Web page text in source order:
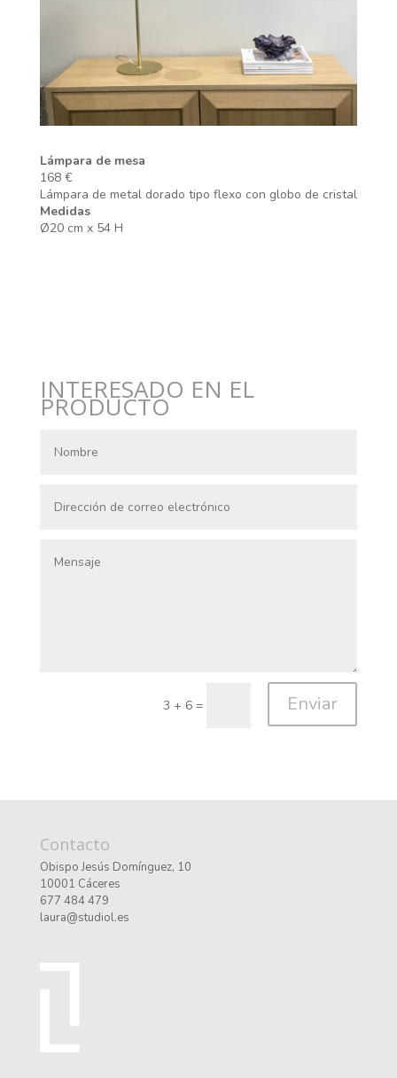
Lámpara de mesa
168 €
Lámpara de metal dorado tipo flexo con globo de cristal
Medidas
Ø20 cm x 54 H
INTERESADO EN EL
PRODUCTO
3 + 6 = Enviar
Contacto
Obispo Jesús Domínguez, 10
10001 Cáceres
677 484 479
laura@studiol.es